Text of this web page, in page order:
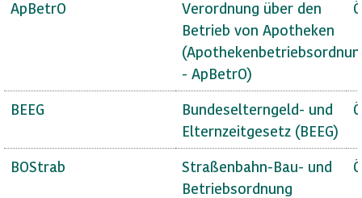
ApBetrO
Verordnung über den
Betrieb von Apotheken
- ApBetrO)
BEEG
Bundeselterngeld- und
Elternzeitgesetz (BEEG)
BOStrab
Straßenbahn-Bau- und
Betriebsordnung